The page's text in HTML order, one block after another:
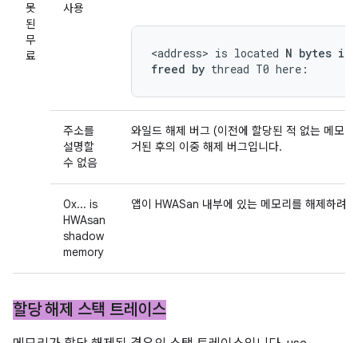
못
된
무
료
사용
<address> is located N bytes
freed by thread T0 here:
주소를
설명할
수 없음
와일드 해제 버그 (이전에 할당된 적 없는 메모
거된 후의 이중 해제 버그입니다.
0x... is
HWAsan
shadow
memory
앱이 HWASan 내부에 있는 메모리를 해제하려
할당 해제 스택 트레이스